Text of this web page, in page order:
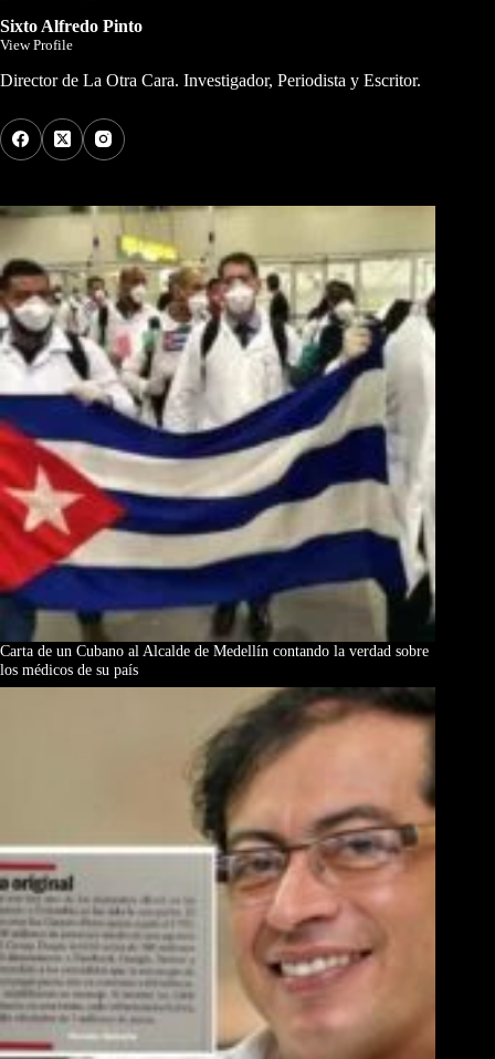
Sixto Alfredo Pinto
View Profile
Director de La Otra Cara. Investigador, Periodista y Escritor.
Carta de un Cubano al Alcalde de Medellín contando la verdad sobre
los médicos de su país